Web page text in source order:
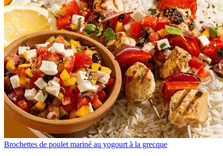
Brochettes de poulet mariné au yogourt à la grecque